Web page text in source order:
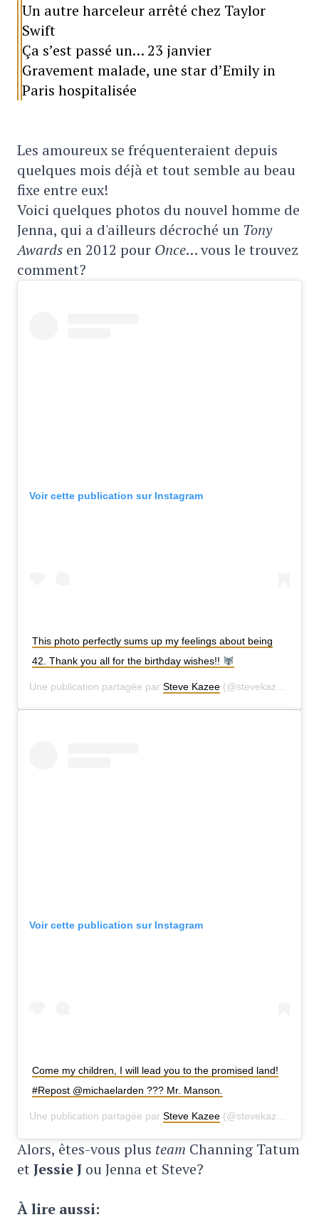
Un autre harceleur arrêté chez Taylor
Swift
Ça s’est passé un… 23 janvier
Gravement malade, une star d’Emily in
Paris hospitalisée
Les amoureux se fréquenteraient depuis
quelques mois déjà et tout semble au beau
fixe entre eux!
Voici quelques photos du nouvel homme de
Jenna, qui a d'ailleurs décroché un Tony
Awards en 2012 pour Once… vous le trouvez
comment?
Voir cette publication sur Instagram
This photo perfectly sums up my feelings about being
42. Thank you all for the birthday wishes!!
Une publication partagée par Steve Kazee (@stevekazee) le
Voir cette publication sur Instagram
Come my children, I will lead you to the promised land!
#Repost @michaelarden ??? Mr. Manson.
Une publication partagée par Steve Kazee (@stevekazee) le
Alors, êtes-vous plus team Channing Tatum
et Jessie J ou Jenna et Steve?
À lire aussi: